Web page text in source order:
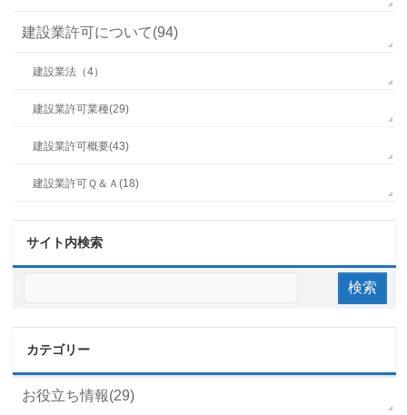
建設業許可について(94)
建設業法（4）
建設業許可業種(29)
建設業許可概要(43)
建設業許可Ｑ＆Ａ(18)
サイト内検索
カテゴリー
お役立ち情報(29)